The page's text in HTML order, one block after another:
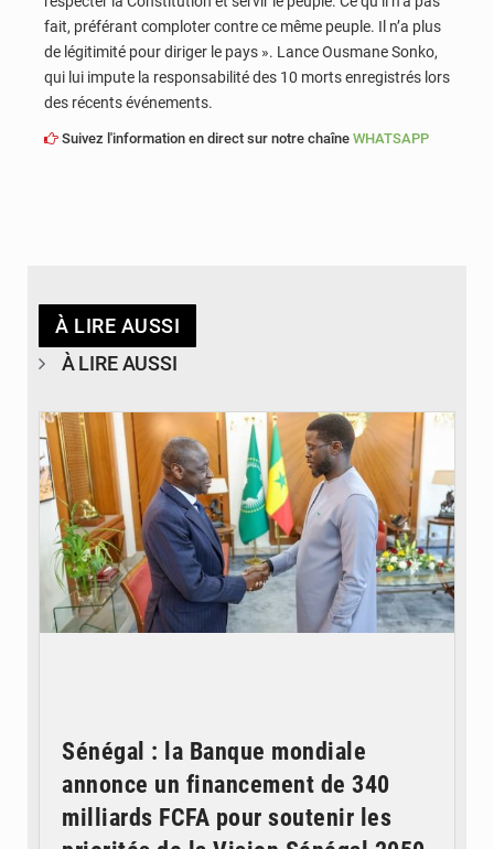
fait, préférant comploter contre ce même peuple. Il n’a plus
de légitimité pour diriger le pays ». Lance Ousmane Sonko,
qui lui impute la responsabilité des 10 morts enregistrés lors
des récents événements.
Suivez l'information en direct sur notre chaîne WHATSAPP
À LIRE AUSSI
À LIRE AUSSI
Sénégal : la Banque mondiale
annonce un financement de 340
milliards FCFA pour soutenir les